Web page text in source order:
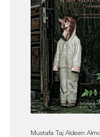
Mustafa Taj Aldeen